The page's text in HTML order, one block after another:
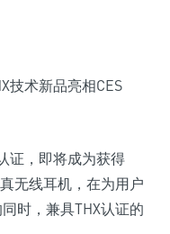
证，即将成为获得
无线耳机，在为用户
时，兼具THX认证的